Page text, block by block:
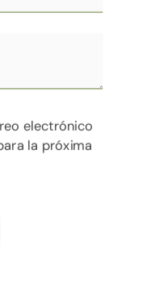
electrónico
la próxima